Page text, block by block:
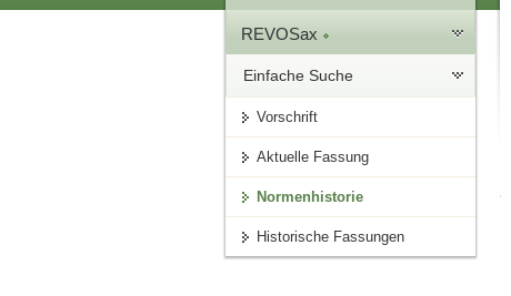
REVOSax
Einfache Suche
Vorschrift
Aktuelle Fassung
Normenhistorie
Historische Fassungen